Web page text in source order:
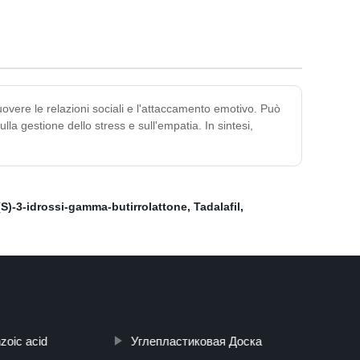
le relazioni sociali e l'attaccamento emotivo. Può
gestione dello stress e sull'empatia. In sintesi,
3-idrossi-gamma-butirrolattone, Tadalafil,
acid Углепластиковая Доска